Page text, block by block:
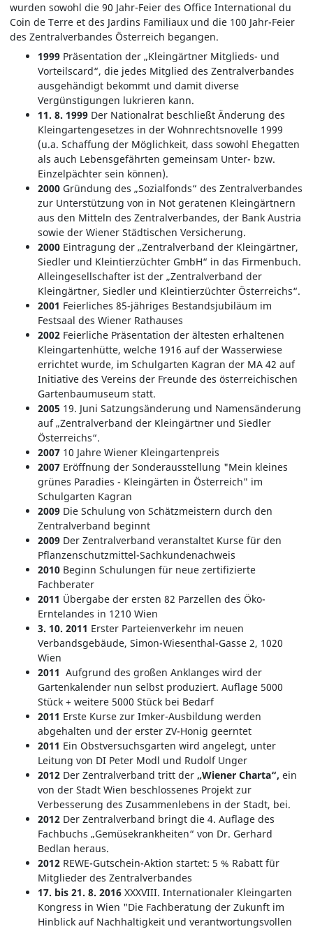
wurden sowohl die 90 Jahr-Feier des Office International du
Coin de Terre et des Jardins Familiaux und die 100 Jahr-Feier
des Zentralverbandes Österreich begangen.
1999 Präsentation der „Kleingärtner Mitglieds- und
Vorteilscard“, die jedes Mitglied des Zentralverbandes
ausgehändigt bekommt und damit diverse
Vergünstigungen lukrieren kann.
11. 8. 1999 Der Nationalrat beschließt Änderung des
Kleingartengesetzes in der Wohnrechtsnovelle 1999
(u.a. Schaffung der Möglichkeit, dass sowohl Ehegatten
als auch Lebensgefährten gemeinsam Unter- bzw.
Einzelpächter sein können).
2000 Gründung des „Sozialfonds“ des Zentralverbandes
zur Unterstützung von in Not geratenen Kleingärtnern
aus den Mitteln des Zentralverbandes, der Bank Austria
sowie der Wiener Städtischen Versicherung.
2000 Eintragung der „Zentralverband der Kleingärtner,
Siedler und Kleintierzüchter GmbH“ in das Firmenbuch.
Alleingesellschafter ist der „Zentralverband der
Kleingärtner, Siedler und Kleintierzüchter Österreichs“.
2001 Feierliches 85-jähriges Bestandsjubiläum im
Festsaal des Wiener Rathauses
2002 Feierliche Präsentation der ältesten erhaltenen
Kleingartenhütte, welche 1916 auf der Wasserwiese
errichtet wurde, im Schulgarten Kagran der MA 42 auf
Initiative des Vereins der Freunde des österreichischen
Gartenbaumuseum statt.
2005 19. Juni Satzungsänderung und Namensänderung
auf „Zentralverband der Kleingärtner und Siedler
Österreichs“.
2007 10 Jahre Wiener Kleingartenpreis
2007 Eröffnung der Sonderausstellung "Mein kleines
grünes Paradies - Kleingärten in Österreich" im
Schulgarten Kagran
2009 Die Schulung von Schätzmeistern durch den
Zentralverband beginnt
2009 Der Zentralverband veranstaltet Kurse für den
Pflanzenschutzmittel-Sachkundenachweis
2010 Beginn Schulungen für neue zertifizierte
Fachberater
2011 Übergabe der ersten 82 Parzellen des Öko-
Erntelandes in 1210 Wien
3. 10. 2011 Erster Parteienverkehr im neuen
Verbandsgebäude, Simon-Wiesenthal-Gasse 2, 1020
Wien
2011 Aufgrund des großen Anklanges wird der
Gartenkalender nun selbst produziert. Auflage 5000
Stück + weitere 5000 Stück bei Bedarf
2011 Erste Kurse zur Imker-Ausbildung werden
abgehalten und der erster ZV-Honig geerntet
2011 Ein Obstversuchsgarten wird angelegt, unter
Leitung von DI Peter Modl und Rudolf Unger
2012 Der Zentralverband tritt der „Wiener Charta“, ein
von der Stadt Wien beschlossenes Projekt zur
Verbesserung des Zusammenlebens in der Stadt, bei.
2012 Der Zentralverband bringt die 4. Auflage des
Fachbuchs „Gemüsekrankheiten“ von Dr. Gerhard
Bedlan heraus.
2012 REWE-Gutschein-Aktion startet: 5 % Rabatt für
Mitglieder des Zentralverbandes
17. bis 21. 8. 2016 XXXVIII. Internationaler Kleingarten
Kongress in Wien "Die Fachberatung der Zukunft im
Hinblick auf Nachhaltigkeit und verantwortungsvollen